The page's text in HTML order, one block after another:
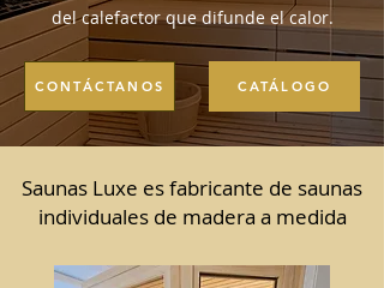
del calefactor que difunde el calor.
CONTÁCTANOS CATÁLOGO
Saunas Luxe es fabricante de saunas
individuales de madera a medida